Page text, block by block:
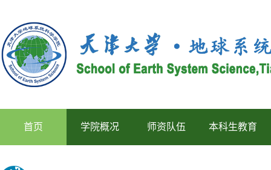
首页 学院概况 师资队伍 本科生教育